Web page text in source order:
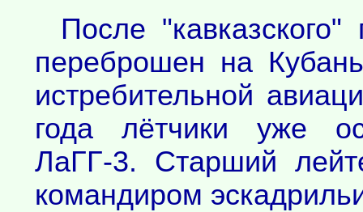
После
переброшен на
истребительной
года лётчики уже
ЛаГГ-3. Старший
командиром